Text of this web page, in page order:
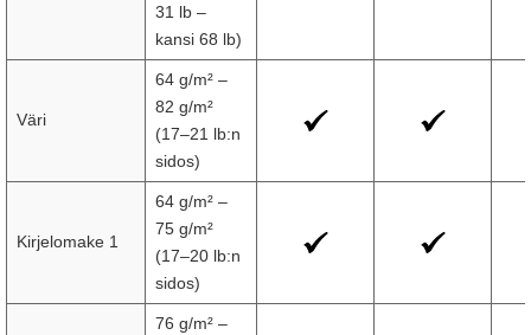
31 lb –
kansi 68 lb)
Väri
64 g/m² –
82 g/m²
(17–21 lb:n
sidos)
Kirjelomake 1
64 g/m² –
75 g/m²
(17–20 lb:n
sidos)
76 g/m² –